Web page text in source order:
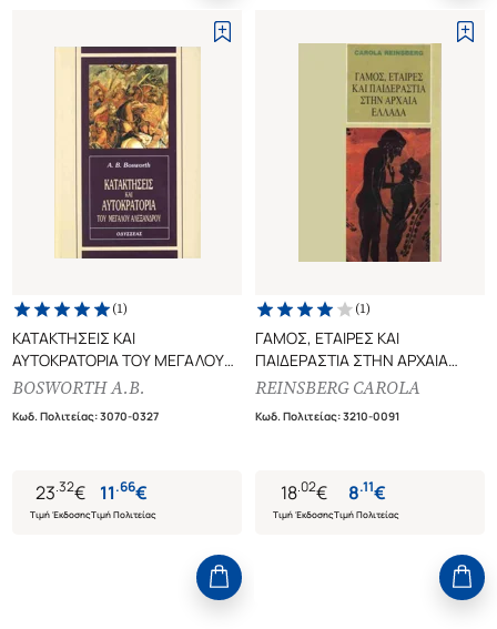
(1)
ΚΑΤΑΚΤΗΣΕΙΣ ΚΑΙ
ΑΥΤΟΚΡΑΤΟΡΙΑ ΤΟΥ ΜΕΓΑΛΟΥ
ΑΛΕΞΑΝΔΡΟΥ
BOSWORTH A.B.
Κωδ. Πολιτείας:3070-0327
23.32€
Τιμή Έκδοσης
11.66€
Τιμή Πολιτείας
(1)
ΓΑΜΟΣ, ΕΤΑΙΡΕΣ ΚΑΙ
ΠΑΙΔΕΡΑΣΤΙΑ ΣΤΗΝ ΑΡΧΑΙΑ
ΕΛΛΑΔΑ
(ΧΑΡΤΟΔΕΤΗ ΕΚΔΟΣΗ)
REINSBERG CAROLA
Κωδ. Πολιτείας:3210-0091
18.02€
Τιμή Έκδοσης
8.11€
Τιμή Πολιτείας